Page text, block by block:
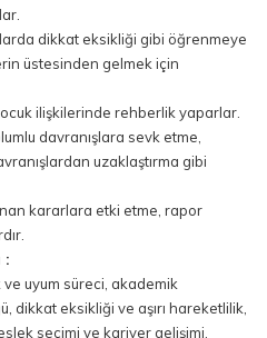
dikkat eksikliği gibi öğrenmeye
üstesinden gelmek için
ilişkilerinde rehberlik yaparlar.
davranışlara sevk etme,
uzaklaştırma gibi
kararlara etki etme, rapor
:
ve uyum süreci, akademik
dikkat eksikliği ve aşırı hareketlilik,
seçimi ve kariyer gelişimi,